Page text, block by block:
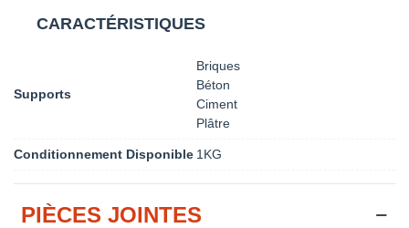
CARACTÉRISTIQUES
Supports
Briques
Béton
Ciment
Plâtre
Conditionnement Disponible 1KG
PIÈCES JOINTES